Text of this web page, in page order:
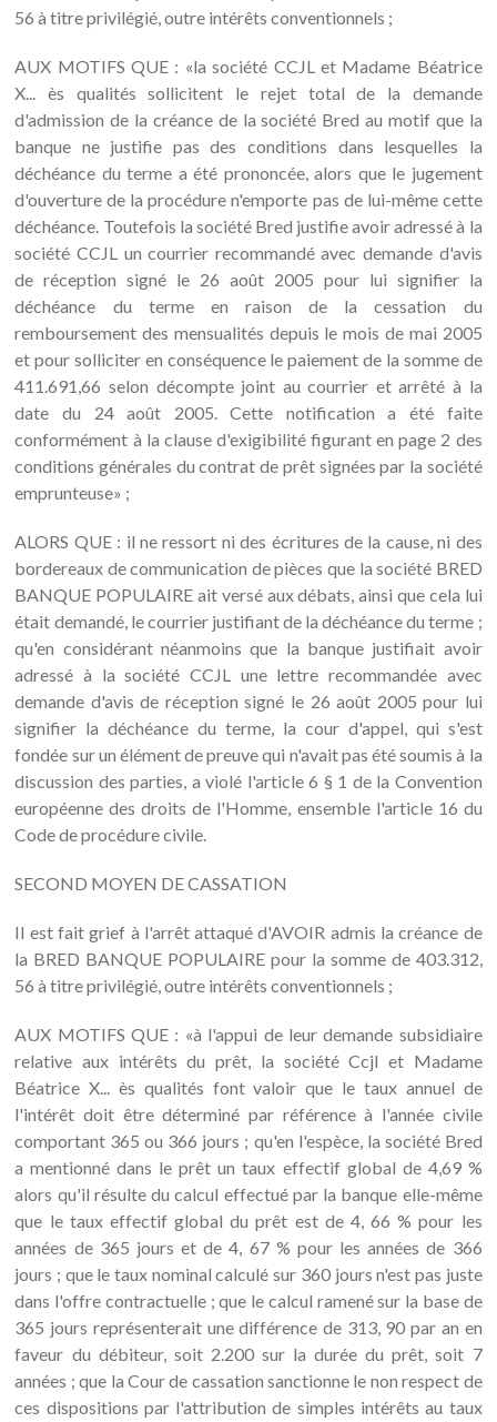
56 à titre privilégié, outre intérêts conventionnels ;
AUX MOTIFS QUE : «la société CCJL et Madame Béatrice
X... ès qualités sollicitent le rejet total de la demande
d'admission de la créance de la société Bred au motif que la
banque ne justifie pas des conditions dans lesquelles la
déchéance du terme a été prononcée, alors que le jugement
d'ouverture de la procédure n'emporte pas de lui-même cette
déchéance. Toutefois la société Bred justifie avoir adressé à la
société CCJL un courrier recommandé avec demande d'avis
de réception signé le 26 août 2005 pour lui signifier la
déchéance du terme en raison de la cessation du
remboursement des mensualités depuis le mois de mai 2005
et pour solliciter en conséquence le paiement de la somme de
411.691,66 selon décompte joint au courrier et arrêté à la
date du 24 août 2005. Cette notification a été faite
conformément à la clause d'exigibilité figurant en page 2 des
conditions générales du contrat de prêt signées par la société
emprunteuse» ;
ALORS QUE : il ne ressort ni des écritures de la cause, ni des
bordereaux de communication de pièces que la société BRED
BANQUE POPULAIRE ait versé aux débats, ainsi que cela lui
était demandé, le courrier justifiant de la déchéance du terme ;
qu'en considérant néanmoins que la banque justifiait avoir
adressé à la société CCJL une lettre recommandée avec
demande d'avis de réception signé le 26 août 2005 pour lui
signifier la déchéance du terme, la cour d'appel, qui s'est
fondée sur un élément de preuve qui n'avait pas été soumis à la
discussion des parties, a violé l'article 6 § 1 de la Convention
européenne des droits de l'Homme, ensemble l'article 16 du
Code de procédure civile.
SECOND MOYEN DE CASSATION
Il est fait grief à l'arrêt attaqué d'AVOIR admis la créance de
la BRED BANQUE POPULAIRE pour la somme de 403.312,
56 à titre privilégié, outre intérêts conventionnels ;
AUX MOTIFS QUE : «à l'appui de leur demande subsidiaire
relative aux intérêts du prêt, la société Ccjl et Madame
Béatrice X... ès qualités font valoir que le taux annuel de
l'intérêt doit être déterminé par référence à l'année civile
comportant 365 ou 366 jours ; qu'en l'espèce, la société Bred
a mentionné dans le prêt un taux effectif global de 4,69 %
alors qu'il résulte du calcul effectué par la banque elle-même
que le taux effectif global du prêt est de 4, 66 % pour les
années de 365 jours et de 4, 67 % pour les années de 366
jours ; que le taux nominal calculé sur 360 jours n'est pas juste
dans l'offre contractuelle ; que le calcul ramené sur la base de
365 jours représenterait une différence de 313, 90 par an en
faveur du débiteur, soit 2.200 sur la durée du prêt, soit 7
années ; que la Cour de cassation sanctionne le non respect de
ces dispositions par l'attribution de simples intérêts au taux